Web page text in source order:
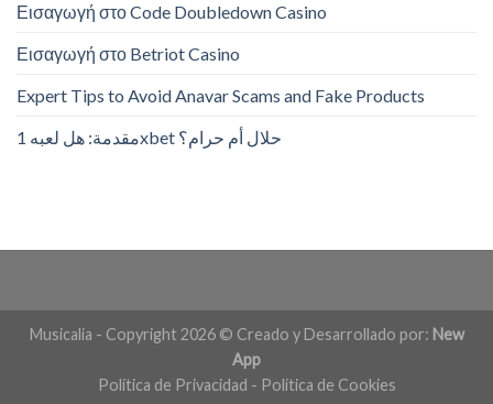
Εισαγωγή στο Code Doubledown Casino
Εισαγωγή στο Betriot Casino
Expert Tips to Avoid Anavar Scams and Fake Products
مقدمة: هل لعبه 1xbet حلال أم حرام؟
Musicalia - Copyright 2026 © Creado y Desarrollado por: New
App
Política de Privacidad - Política de Cookies